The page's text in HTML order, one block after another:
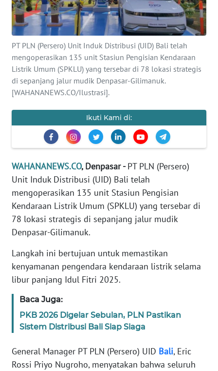
PT PLN (Persero) Unit Induk Distribusi (UID) Bali telah
mengoperasikan 135 unit Stasiun Pengisian Kendaraan
Listrik Umum (SPKLU) yang tersebar di 78 lokasi strategis
di sepanjang jalur mudik Denpasar-Gilimanuk.
[WAHANANEWS.CO/Ilustrasi].
Ikuti Kami di:
WAHANANEWS.CO, Denpasar -PT PLN (Persero)
Unit Induk Distribusi (UID) Bali telah
mengoperasikan 135 unit Stasiun Pengisian
Kendaraan Listrik Umum (SPKLU) yang tersebar di
78 lokasi strategis di sepanjang jalur mudik
Denpasar-Gilimanuk.
Langkah ini bertujuan untuk memastikan
kenyamanan pengendara kendaraan listrik selama
libur panjang Idul Fitri 2025.
Baca Juga:
PKB 2026 Digelar Sebulan, PLN Pastikan
Sistem Distribusi Bali Siap Siaga
General Manager PT PLN (Persero) UID Bali, Eric
Rossi Priyo Nugroho, menyatakan bahwa seluruh
KONTAK
KAMI
INFO
IKLAN
TENTANG
KAMI
REDAKSI
KARIR
DISCLAIMER
News
Regional
SUMUT
WN
WN